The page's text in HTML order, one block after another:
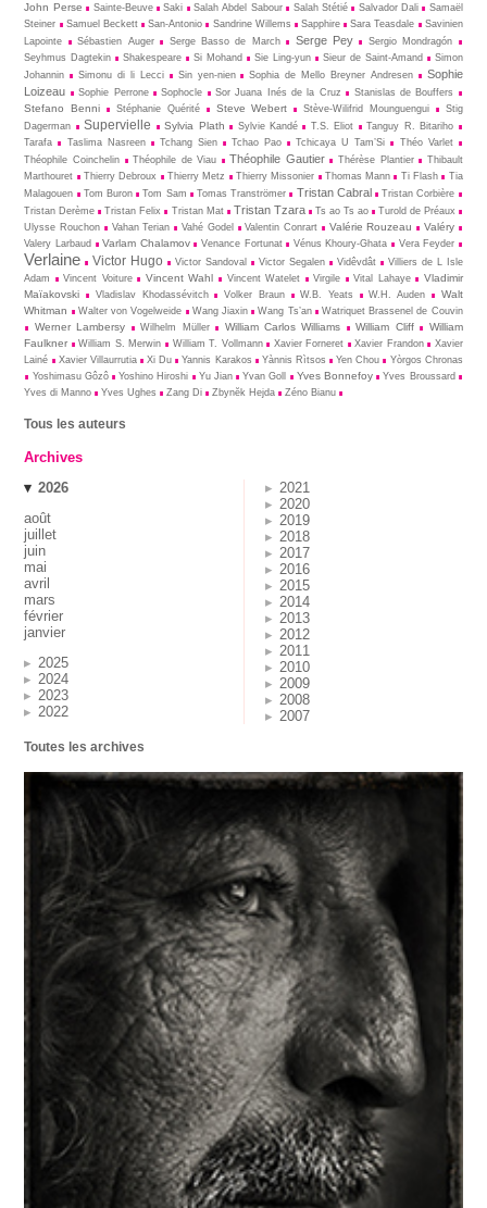
John Perse
Sainte-Beuve Saki Salah Abdel Sabour Salah Stétié Salvador Dali
Samaël
Steiner
Samuel Beckett San-Antonio Sandrine Willems Sapphire Sara Teasdale
Savinien
Lapointe
Sébastien Auger Serge Basso de March Serge Pey
Sergio Mondragón
Seyhmus Dagtekin
Shakespeare Si Mohand Sie Ling-yun Sieur de Saint-Amand
Simon
Johannin
Simonu di li Lecci Sin yen-nien Sophia de Mello Breyner Andresen
Sophie
Loizeau
Sophie Perrone Sophocle Sor Juana Inés de la Cruz Stanislas de Bouffers
Stefano Benni Stéphanie Quérité Steve Webert Stève-Wilifrid Mounguengui
Stig
Dagerman
Supervielle Sylvia Plath Sylvie Kandé T.S. Eliot
Tanguy R. Bitariho
Tarafa
Taslima Nasreen Tchang Sien Tchao Pao Tchicaya U Tam’Si
Théo Varlet
Théophile Coinchelin
Théophile de Viau Théophile Gautier Thérèse Plantier
Thibault
Marthouret
Thierry Debroux Thierry Metz Thierry Missonier Thomas Mann Ti Flash
Tia
Malagouen
Tom Buron Tom Sam Tomas Tranströmer Tristan Cabral
Tristan Corbière
Tristan Derème
Tristan Felix Tristan Mat Tristan Tzara Ts ao Ts ao
Turold de Préaux
Ulysse Rouchon
Vahan Terian Vahé Godel Valentin Conrart Valérie Rouzeau Valéry
Valery Larbaud Varlam Chalamov Venance Fortunat Vénus Khoury-Ghata Vera Feyder
Verlaine Victor Hugo Victor Sandoval Victor Segalen Vidêvdât
Villiers de L Isle
Adam
Vincent Voiture Vincent Wahl Vincent Watelet Virgile Vital Lahaye
Vladimir
Maïakovski
Vladislav Khodassévitch Volker Braun W.B. Yeats W.H. Auden
Walt
Whitman
Walter von Vogelweide Wang Jiaxin Wang Ts’an Watriquet Brassenel de Couvin
Werner Lambersy Wilhelm Müller William Carlos Williams William Cliff
William
Faulkner
William S. Merwin William T. Vollmann Xavier Forneret Xavier Frandon
Xavier
Lainé
Xavier Villaurrutia Xi Du Yannis Karakos Yànnis Rìtsos Yen Chou
Yòrgos Chronas
Yoshimasu Gôzô
Yoshino Hiroshi Yu Jian Yvan Goll Yves Bonnefoy
Yves Broussard
Yves di Manno
Yves Ughes Zang Di Zbynĕk Hejda Zéno Bianu
Tous les auteurs
Archives
2026
août
juillet
juin
mai
avril
mars
février
janvier
2025
2024
2023
2022
2021
2020
2019
2018
2017
2016
2015
2014
2013
2012
2011
2010
2009
2008
2007
Toutes les archives